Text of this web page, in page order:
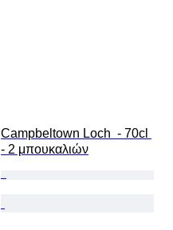
Campbeltown Loch  - 70cl
- 2 μπουκαλιών